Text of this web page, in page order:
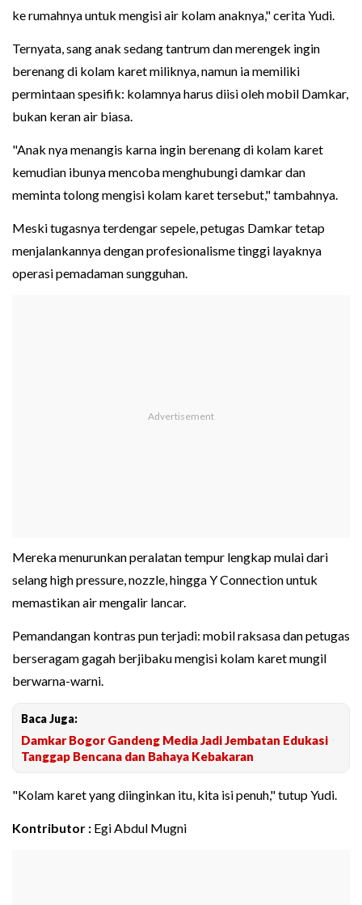
ke rumahnya untuk mengisi air kolam anaknya," cerita Yudi.
Ternyata, sang anak sedang tantrum dan merengek ingin
berenang di kolam karet miliknya, namun ia memiliki
permintaan spesifik: kolamnya harus diisi oleh mobil Damkar,
bukan keran air biasa.
"Anak nya menangis karna ingin berenang di kolam karet
kemudian ibunya mencoba menghubungi damkar dan
meminta tolong mengisi kolam karet tersebut," tambahnya.
Meski tugasnya terdengar sepele, petugas Damkar tetap
menjalankannya dengan profesionalisme tinggi layaknya
operasi pemadaman sungguhan.
Mereka menurunkan peralatan tempur lengkap mulai dari
selang high pressure, nozzle, hingga Y Connection untuk
memastikan air mengalir lancar.
Pemandangan kontras pun terjadi: mobil raksasa dan petugas
berseragam gagah berjibaku mengisi kolam karet mungil
berwarna-warni.
Baca Juga:
Damkar Bogor Gandeng Media Jadi Jembatan Edukasi
Tanggap Bencana dan Bahaya Kebakaran
"Kolam karet yang diinginkan itu, kita isi penuh," tutup Yudi.
Kontributor : Egi Abdul Mugni